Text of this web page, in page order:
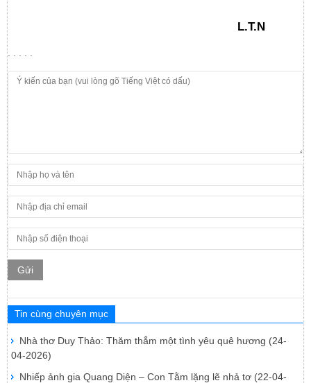
L.T.N
Gửi
Tin cùng chuyên mục
Nhà thơ Duy Thảo: Thăm thẳm một tình yêu quê hương (24-
04-2026)
Nhiếp ảnh gia Quang Diện – Con Tằm lặng lẽ nhả tơ (22-04-